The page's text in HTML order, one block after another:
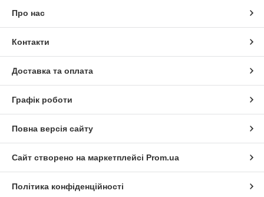
Про нас
Контакти
Доставка та оплата
Графік роботи
Повна версія сайту
Сайт створено на маркетплейсі Prom.ua
Політика конфіденційності